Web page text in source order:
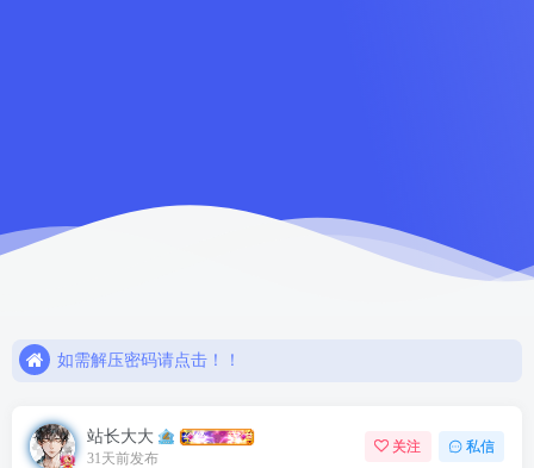
如需解压密码请点击！！
如需解压密码请点击！！
站长大大
31天前发布
关注 私信